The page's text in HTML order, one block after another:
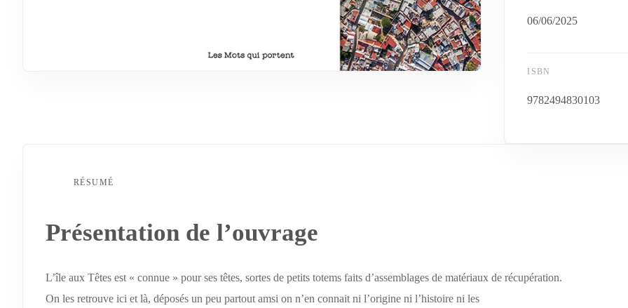
06/06/2025
ISBN
9782494830103
RÉSUMÉ
Présentation de l’ouvrage
L’île aux Têtes est « connue » pour ses têtes, sortes de petits totems faits d’assemblages de matériaux de récupération.
On les retrouve ici et là, déposés un peu partout amsi on n’en connait ni l’origine ni l’histoire ni les